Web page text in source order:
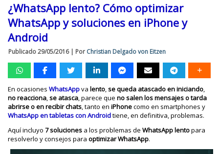
¿WhatsApp lento? Cómo optimizar
WhatsApp y soluciones en iPhone y
Android
Publicado 29/05/2016| Por Christian Delgado von Eitzen
En ocasionesWhatsAppvalento,se queda atascado en iniciando,
no reacciona,se atasca, parece queno salen los mensajes o tarda
abrirse o en recibir chats, tanto eniPhonecomo en smartphones y
WhatsApp en tabletas con Androidtiene, en definitiva, problemas.
Aquí incluyo7soluciones a los problemas deWhatsApplentopara
resolverlo y consejos paraoptimizar WhatsApp.